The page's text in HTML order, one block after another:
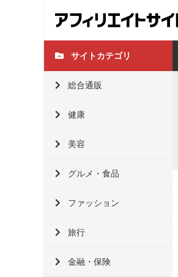
サイトカテゴリ
総合通販
健康
美容
グルメ・食品
ファッション
旅行
金融・保険